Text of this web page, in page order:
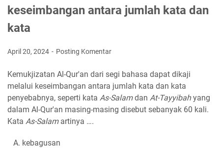
keseimbangan antara jumlah kata dan
kata
April 20, 2024 Posting Komentar
Kemukjizatan Al-Qur'an dari segi bahasa dapat dikaji
melalui keseimbangan antara jumlah kata dan kata
penyebabnya, seperti kata As-Salamdan At-Tayyibahyang
dalam Al-Qur'an masing-masing disebut sebanyak 60 kali.
Kata As-Salamartinya ….
A. kebagusan